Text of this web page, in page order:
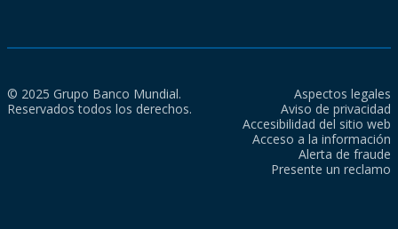
© 2025 Grupo Banco Mundial.
Reservados todos los derechos.
Aspectos legales
Aviso de privacidad
Accesibilidad del sitio web
Acceso a la información
Alerta de fraude
Presente un reclamo